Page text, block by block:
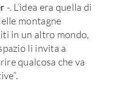
-. L’idea era quella di
montagne
in un altro mondo,
li invita a
qualcosa che va